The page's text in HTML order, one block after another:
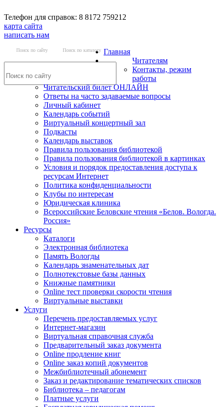
Телефон для справок: 8 8172 759212
карта сайта
написать нам
Поиск по сайту Поиск по каталогу Главная
Читателям
Контакты, режим
работы
Читательский билет ОНЛАЙН
Ответы на часто задаваемые вопросы
Личный кабинет
Календарь событий
Виртуальный концертный зал
Подкасты
Календарь выставок
Правила пользования библиотекой
Правила пользования библиотекой в картинках
Условия и порядок предоставления доступа к
ресурсам Интернет
Политика конфиденциальности
Клубы по интересам
Юридическая клиника
Всероссийские Беловские чтения «Белов. Вологда.
Россия»
Ресурсы
Каталоги
Электронная библиотека
Память Вологды
Календарь знаменательных дат
Полнотекстовые базы данных
Книжные памятники
Online тест проверки скорости чтения
Виртуальные выставки
Услуги
Перечень предоставляемых услуг
Интернет-магазин
Виртуальная справочная служба
Предварительный заказ документа
Online продление книг
Online заказ копий документов
Межбиблиотечный абонемент
Заказ и редактирование тематических списков
Библиотека – педагогам
Платные услуги